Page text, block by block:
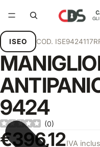
ISEO COD.
9424
(0)
€396,12IVA